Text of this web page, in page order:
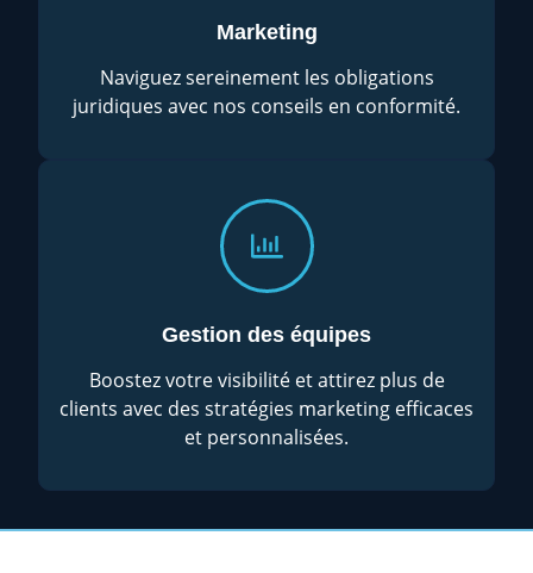
Marketing
Naviguez sereinement les obligations
juridiques avec nos conseils en conformité.
Gestion des équipes
Boostez votre visibilité et attirez plus de
clients avec des stratégies marketing efficaces
et personnalisées.